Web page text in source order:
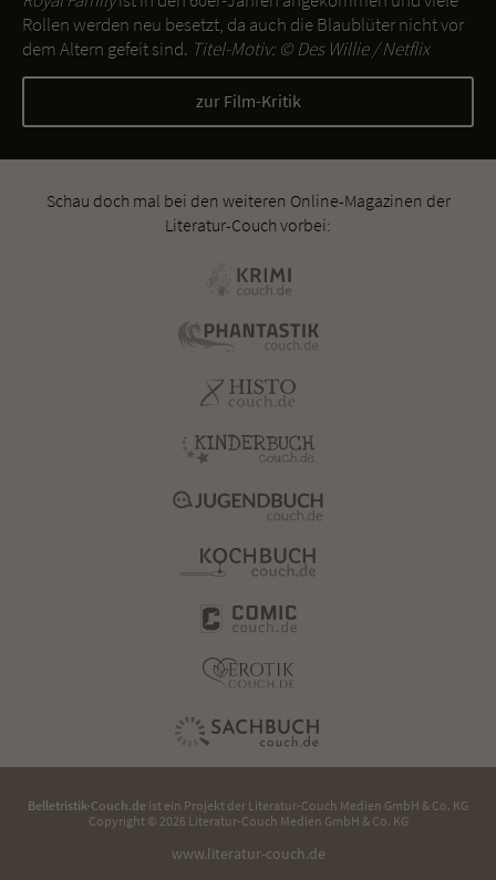
Rollen werden neu besetzt, da auch die Blaublüter nicht vor
dem Altern gefeit sind. Titel-Motiv: ©Des Willie / Netflix
zur Film-Kritik
Schau doch mal bei den weiteren Online-Magazinen der
Literatur-Couch vorbei:
Belletristik-Couch.de ist ein Projekt der Literatur-Couch Medien GmbH & Co. KG
Copyright © 2026 Literatur-Couch Medien GmbH & Co. KG
www.literatur-couch.de